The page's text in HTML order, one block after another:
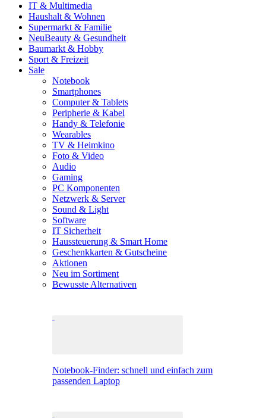
IT & Multimedia
Haushalt & Wohnen
Supermarkt & Familie
NeuBeauty & Gesundheit
Baumarkt & Hobby
Sport & Freizeit
Sale
Notebook
Smartphones
Computer & Tablets
Peripherie & Kabel
Handy & Telefonie
Wearables
TV & Heimkino
Foto & Video
Audio
Gaming
PC Komponenten
Netzwerk & Server
Sound & Light
Software
IT Sicherheit
Haussteuerung & Smart Home
Geschenkkarten & Gutscheine
Aktionen
Neu im Sortiment
Bewusste Alternativen
Notebook-Finder: schnell und einfach zum
passenden Laptop